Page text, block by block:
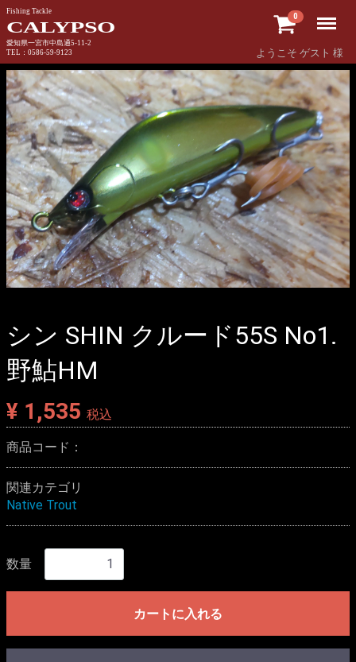
Fishing Tackle
CALYPSO
愛知県一宮市中島通5-11-2
TEL：0586-59-9123
0
ようこそ ゲスト 様
Menu
シン SHIN クルード55S No1.
野鮎HM
¥ 1,535 税込
商品コード：
関連カテゴリ
Native Trout
数量
カートに入れる